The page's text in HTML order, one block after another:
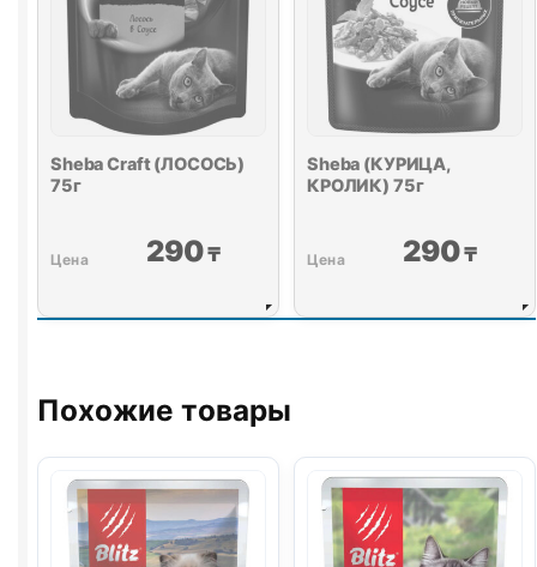
Sheba Craft (ЛОСОСЬ)
75г
290₸
Sheba (КУРИЦА,
КРОЛИК) 75г
290₸
Похожие товары